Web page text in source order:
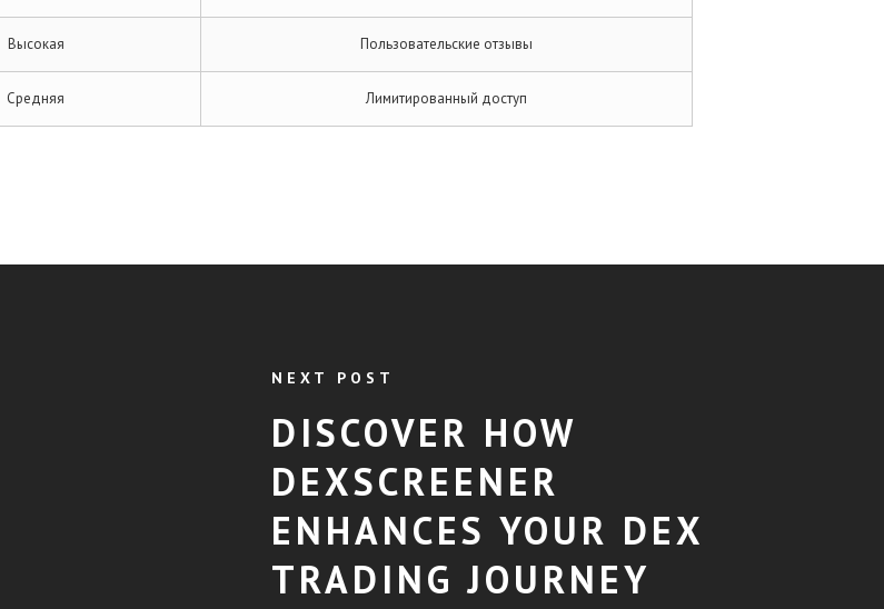
Высокая Пользовательские отзывы
Средняя Лимитированный доступ
NEXT POST
DISCOVER HOW
DEXSCREENER
ENHANCES YOUR DEX
TRADING JOURNEY